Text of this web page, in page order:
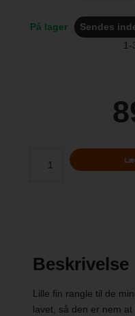
På lager Sendes
1-
Beskrivelse
Lille fin rangle til de
lavet, så den er nem